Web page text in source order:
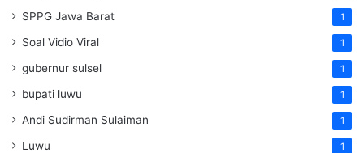
SPPG Jawa Barat 1
Soal Vidio Viral 1
gubernur sulsel 1
bupati luwu 1
Andi Sudirman Sulaiman 1
Luwu 1